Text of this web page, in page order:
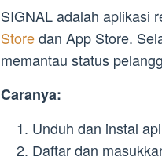
SIGNAL adalah aplikasi
Storedan App Store.
memantau status
Caranya:
Unduh dan instal
Daftar dan